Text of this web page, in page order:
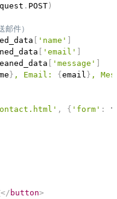
. POST)
件）
'name'
'email'
'message'
} , Email: { email } ,
, { 'form' :
</ button>